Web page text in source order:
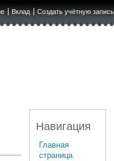
Вклад Создать учётную запись
Навигация
Главная
страница